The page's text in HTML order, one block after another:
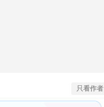
只看作者